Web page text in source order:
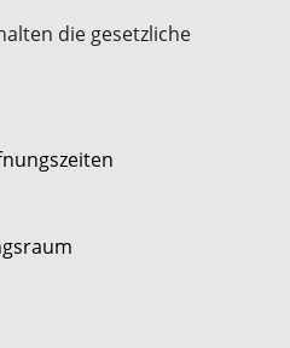
die gesetzliche